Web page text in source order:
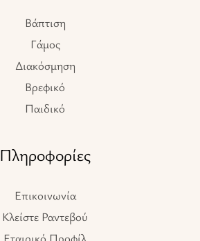
Βάπτιση
Γάμος
Διακόσμηση
Βρεφικό
Παιδικό
Πληροφορίες
Επικοινωνία
Κλείστε Ραντεβού